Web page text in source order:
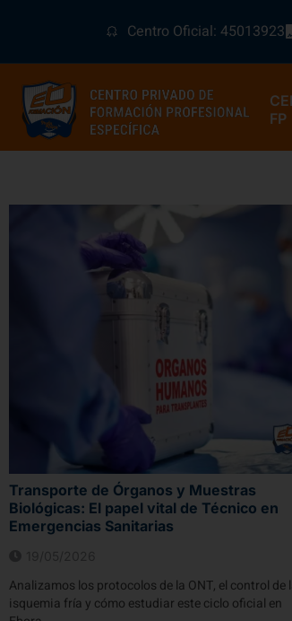
Centro Oficial: 45013923
FP
Transporte de Órganos y Muestras
Biológicas: El papel vital de Técnico en
Emergencias Sanitarias
Analizamos los protocolos de la ONT, el control de
isquemia fría y cómo estudiar este ciclo oficial en